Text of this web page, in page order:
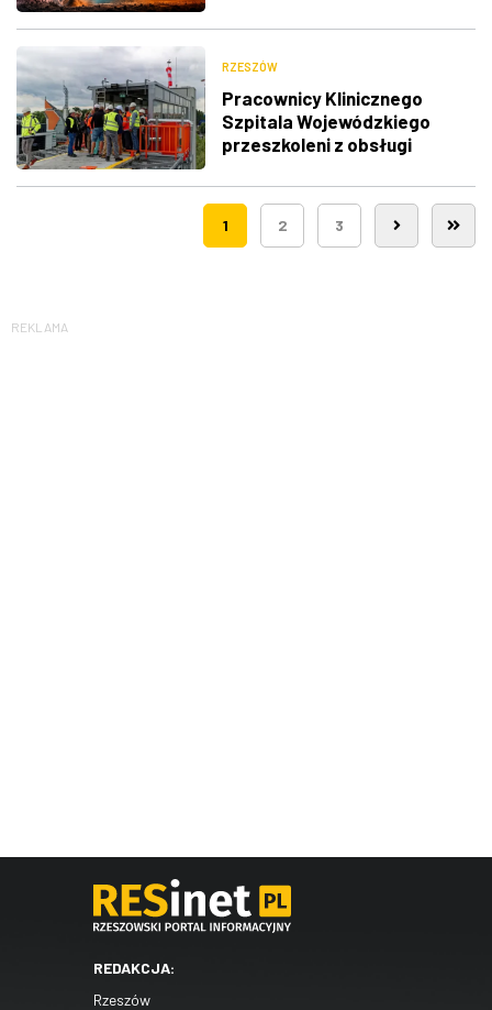
RZESZÓW
Pracownicy Klinicznego
Szpitala Wojewódzkiego
przeszkoleni z obsługi
śmigłowców LPR
1 2 3
REKLAMA
REDAKCJA:
Rzeszów